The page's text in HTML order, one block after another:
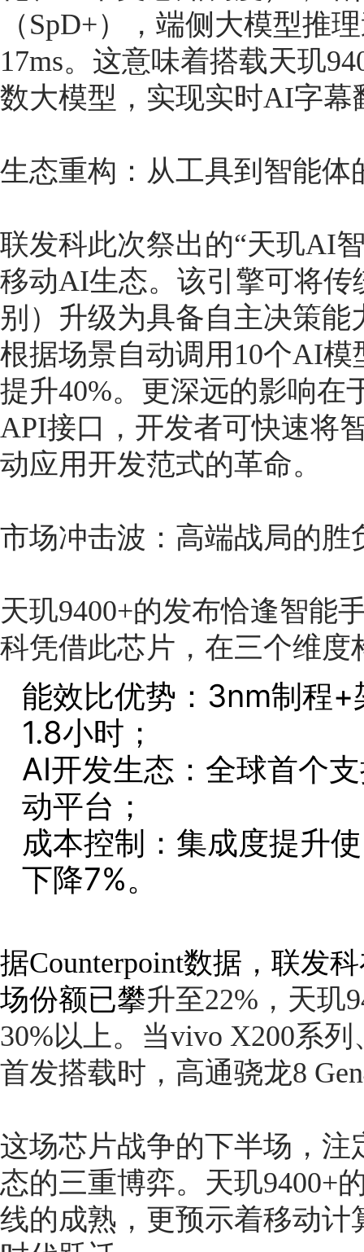
（SpD+），端侧大模型推
17ms。这意味着搭载天玑
数大模型，实现实时AI字
生态重构：从工具到智能体
联发科此次祭出的“天玑AI
移动AI生态。该引擎可将
别）升级为具备自主决策
根据场景自动调用10个AI
提升40%。更深远的影响在
API接口，开发者可快速将
动应用开发范式的革命。
市场冲击波：高端战局的胜
天玑9400+的发布恰逢智能
科凭借此芯片，在三个维度
能效比优势：3nm制程
1.8小时；
AI开发生态：全球首个
动平台；
成本控制：集成度提升
下降7%。
据Counterpoint数据，联发
场份额已攀升至22%，天玑
30%以上。当vivo X200系
首发搭载时，高通骁龙8
这场芯片战争的下半场，
态的三重博弈。天玑9400+
线的成熟，更预示着移动计